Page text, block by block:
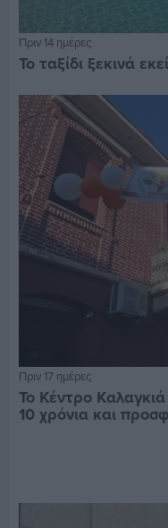
Πριν 14 ημέρες
Το ταξίδι ξεκινά
Πριν 17 ημέρες
Το Κέντρο
10 χρόνια και